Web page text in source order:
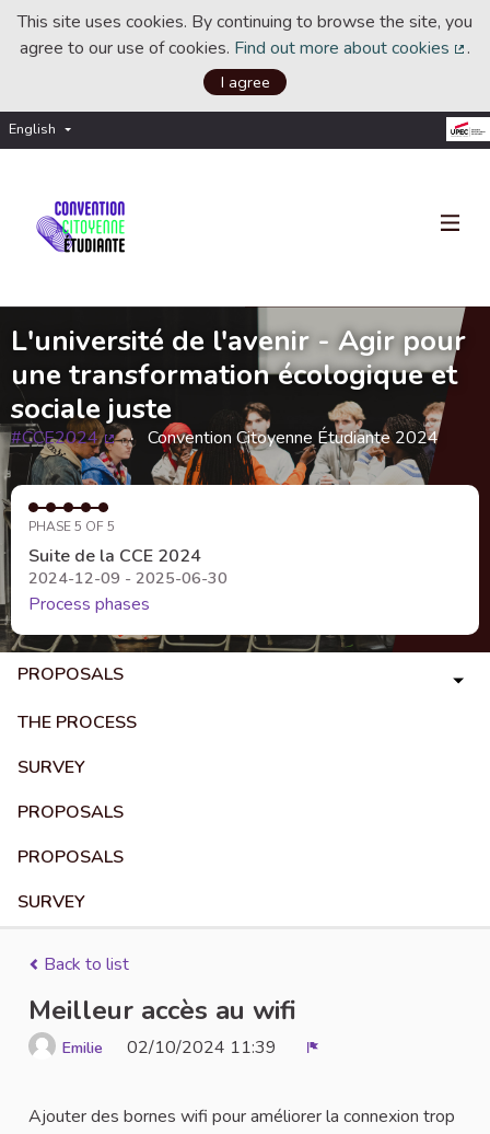
This site uses cookies. By continuing to browse the site, you
agree to our use of cookies. Find out more about cookies .
I agree
English Choisir la langue
L'université de l'avenir - Agir pour
une transformation écologique et
sociale juste
#CCE2024
(External link)
Convention Citoyenne Étudiante 2024
PHASE 5 OF 5
Suite de la CCE 2024
2024-12-09 - 2025-06-30
Process phases
PROPOSALS
THE PROCESS
SURVEY
PROPOSALS
PROPOSALS
SURVEY
Back to list
Meilleur accès au wifi
Emilie 02/10/2024 11:39
Ajouter des bornes wifi pour améliorer la connexion trop